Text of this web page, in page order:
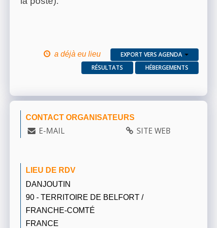
a déjà eu lieu
EXPORT VERS AGENDA
RÉSULTATS
HÉBERGEMENTS
CONTACT ORGANISATEURS
E-MAIL SITE WEB
LIEU DE RDV
DANJOUTIN
90 - TERRITOIRE DE BELFORT /
FRANCHE-COMTÉ
FRANCE